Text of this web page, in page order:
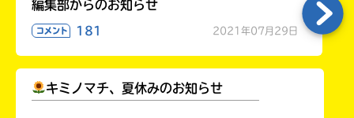
編集部からのお知らせ
コメント 181 2021年07月29日
キミノマチ、夏休みのお知らせ